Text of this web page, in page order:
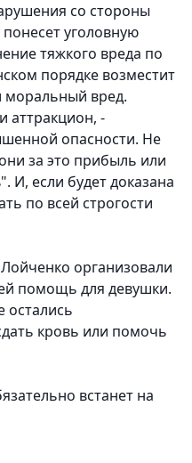
со стороны
уголовную
тяжкого вреда по
порядке возместит
вред.
аттракцион, -
опасности. Не
за это прибыль или
И, если будет доказана
по всей строгости
организовали
помощь для девушки.
остались
кровь или помочь
встанет на